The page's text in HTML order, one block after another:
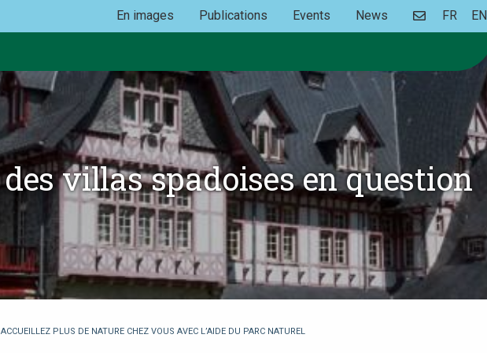
En images Publications Events News CONTACT
FR EN
villas spadoises en question
PLUS DE NATURE CHEZ VOUS AVEC L’AIDE DU PARC NATUREL